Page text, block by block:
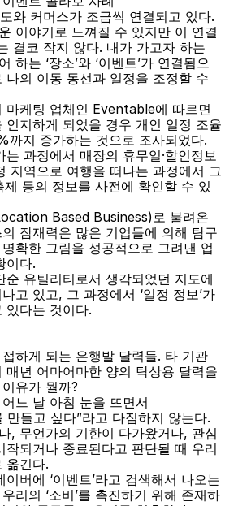
와 커머스가 조금씩 연결되고 있다.
이야기로 느껴질 수 있지만 이 연결
결코 작지 않다. 내가 가고자 하는
하는 ‘장소’와 ‘이벤트’가 연결됨으
나의 이동 동선과 일정을 조정할 수
마케팅 업체인 Eventable에 따르면
인지하게 되었을 경우 개인 일정 조율
까지 증가하는 것으로 조사되었다.
과정에서 매장의 휴무일·할인정보
지역으로 여행을 떠나는 과정에서 그
제 등의 정보를 사전에 확인할 수 있
Based Business)로 불려온
잠재력은 많은 기업들에 의해 탐구
확한 그림을 성공적으로 그려낸 업
이다.
순 유틸리티로서 생각되었던 지도에
고 있고, 그 과정에서 ‘일정 정보’가
있다는 것이다.
하게 되는 은행발 달력들. 타 기관
매년 어마어마한 양의 탁상용 달력을
유가 뭘까?
느 날 아침 눈을 뜨면서
만들고 싶다”라고 다짐하지 않는다.
, 무언가의 기한이 다가왔거나, 관심
작되거나 종료된다고 판단될 때 우리
옮긴다.
버에 ‘이벤트’라고 검색해서 나오는
리의 ‘소비’를 촉진하기 위해 존재하